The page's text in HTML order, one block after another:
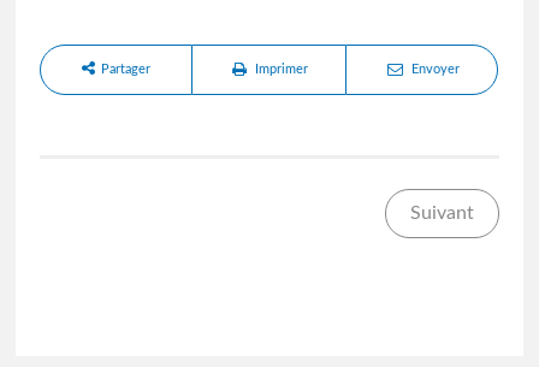
Partager Imprimer Envoyer
Suivant